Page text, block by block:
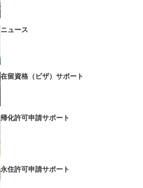
ニュース
在留資格（ビザ）サポート
帰化許可申請サポート
永住許可申請サポート